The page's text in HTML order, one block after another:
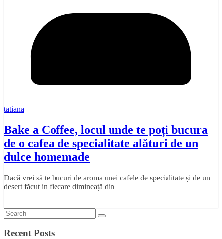
tatiana
Bake a Coffee, locul unde te poți bucura
de o cafea de specialitate alături de un
dulce homemade
Dacă vrei să te bucuri de aroma unei cafele de specialitate și de un
desert făcut in fiecare dimineață din
Recent Posts